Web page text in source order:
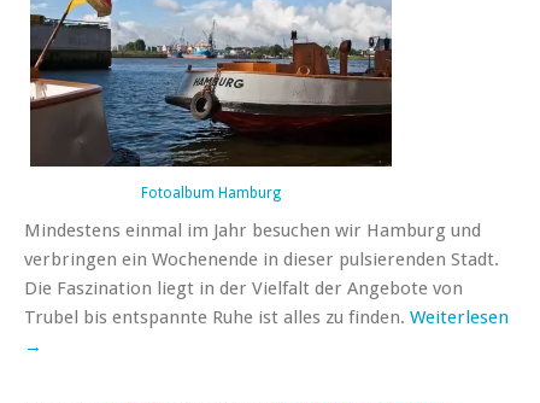
Fotoalbum Hamburg
Mindestens einmal im Jahr besuchen wir Hamburg und
verbringen ein Wochenende in dieser pulsierenden Stadt.
Die Faszination liegt in der Vielfalt der Angebote von
Trubel bis entspannte Ruhe ist alles zu finden. Weiterlesen
→